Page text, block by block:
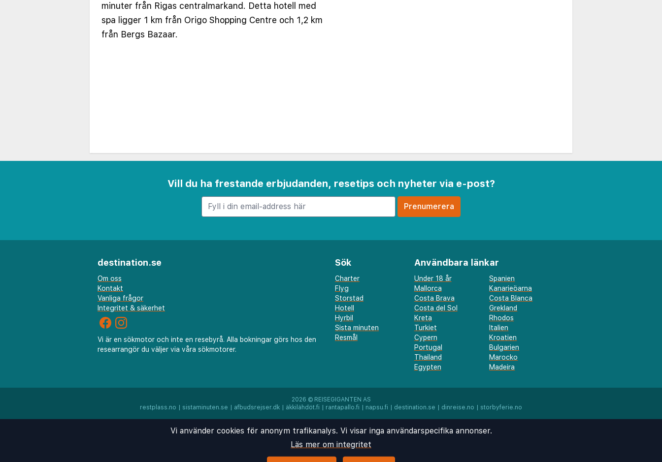
minuter från Rigas centralmarkand. Detta hotell med
spa ligger 1 km från Origo Shopping Centre och 1,2 km
från Bergs Bazaar.
Vill du ha frestande erbjudanden, resetips och nyheter via e-post?
destination.se
Om oss
Kontakt
Vanliga frågor
Integritet & säkerhet
Vi är en sökmotor och inte en resebyrå. Alla bokningar görs hos den
researrangör du väljer via våra sökmotorer.
Sök
Charter
Flyg
Storstad
Hotell
Hyrbil
Sista minuten
Resmål
Användbara länkar
Under 18 år
Spanien
Mallorca
Kanarieöarna
Costa Brava
Costa Blanca
Costa del Sol
Grekland
Kreta
Rhodos
Turkiet
Italien
Cypern
Kroatien
Portugal
Bulgarien
Thailand
Marocko
Egypten
Madeira
2026 © REISEGIGANTEN AS
restplass.no
sistaminuten.se afbudsrejser.dk äkkilähdöt.fi rantapallo.fi napsu.fi destination.se dinreise.no storbyferie.no
Vi använder cookies för anonym trafikanalys. Vi visar inga användarspecifika annonser.
Läs mer om integritet